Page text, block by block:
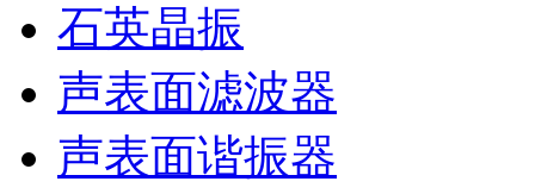
石英晶振
声表面滤波器
声表面谐振器